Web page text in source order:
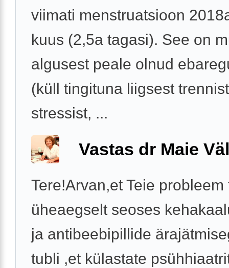
viimati menstruatsioon
kuus (2,5a tagasi). See on
algusest peale olnud
(küll tingituna liigsest
stressist, ...
Vastas dr Maie
Tere!Arvan,et Teie probleem
üheaegselt seoses
ja antibeebipillide
tubli ,et külastate